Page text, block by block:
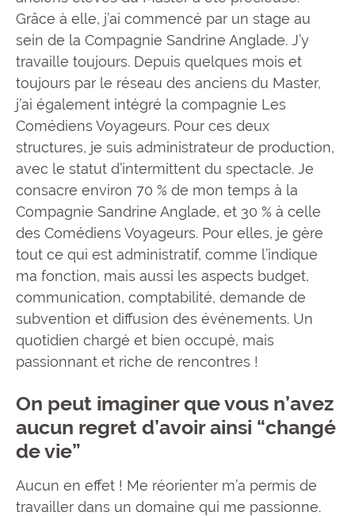
Grâce à elle, j’ai commencé par un stage au
sein de la Compagnie Sandrine Anglade. J’y
travaille toujours. Depuis quelques mois et
toujours par le réseau des anciens du Master,
j’ai également intégré la compagnie Les
Comédiens Voyageurs. Pour ces deux
structures, je suis administrateur de production,
avec le statut d’intermittent du spectacle. Je
consacre environ 70 % de mon temps à la
Compagnie Sandrine Anglade, et 30 % à celle
des Comédiens Voyageurs. Pour elles, je gère
tout ce qui est administratif, comme l’indique
ma fonction, mais aussi les aspects budget,
communication, comptabilité, demande de
subvention et diffusion des événements. Un
quotidien chargé et bien occupé, mais
passionnant et riche de rencontres !
On peut imaginer que vous n’avez
aucun regret d’avoir ainsi “changé
de vie”
Aucun en effet ! Me réorienter m’a permis de
travailler dans un domaine qui me passionne.